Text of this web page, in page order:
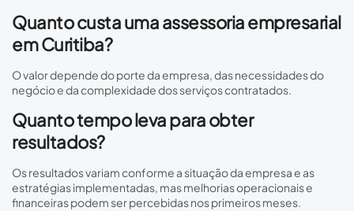
Quanto custa uma assessoria empresarial
em Curitiba?
O valor depende do porte da empresa, das necessidades do
negócio e da complexidade dos serviços contratados.
Quanto tempo leva para obter
resultados?
Os resultados variam conforme a situação da empresa e as
estratégias implementadas, mas melhorias operacionais e
financeiras podem ser percebidas nos primeiros meses.